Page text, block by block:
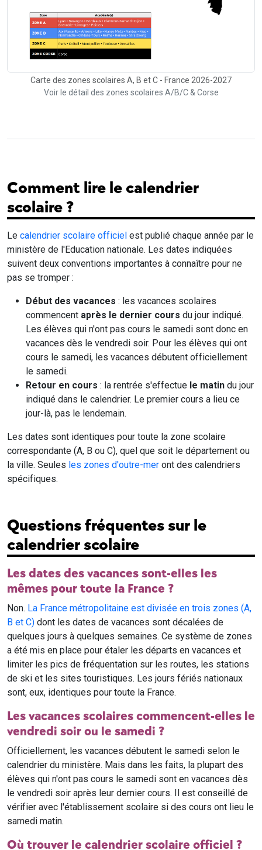
Carte des zones scolaires A, B et C - France 2026-2027
Voir le détail des zones scolaires A/B/C & Corse
Comment lire le calendrier
scolaire ?
Le calendrier scolaire officiel est publié chaque année par le
ministère de l'Education nationale. Les dates indiquées
suivent deux conventions importantes à connaître pour ne
pas se tromper :
Début des vacances : les vacances scolaires
commencent après le dernier cours du jour indiqué.
Les élèves qui n'ont pas cours le samedi sont donc en
vacances dès le vendredi soir. Pour les élèves qui ont
cours le samedi, les vacances débutent officiellement
le samedi.
Retour en cours : la rentrée s'effectue le matin du jour
indiqué dans le calendrier. Le premier cours a lieu ce
jour-là, pas le lendemain.
Les dates sont identiques pour toute la zone scolaire
correspondante (A, B ou C), quel que soit le département ou
la ville. Seules les zones d'outre-mer ont des calendriers
spécifiques.
Questions fréquentes sur le
calendrier scolaire
Les dates des vacances sont-elles les
mêmes pour toute la France ?
Non. La France métropolitaine est divisée en trois zones (A,
B et C) dont les dates de vacances sont décalées de
quelques jours à quelques semaines. Ce système de zones
a été mis en place pour étaler les départs en vacances et
limiter les pics de fréquentation sur les routes, les stations
de ski et les sites touristiques. Les jours fériés nationaux
sont, eux, identiques pour toute la France.
Les vacances scolaires commencent-elles le
vendredi soir ou le samedi ?
Officiellement, les vacances débutent le samedi selon le
calendrier du ministère. Mais dans les faits, la plupart des
élèves qui n'ont pas cours le samedi sont en vacances dès
le vendredi soir après leur dernier cours. Il est conseillé de
vérifier avec l'établissement scolaire si des cours ont lieu le
samedi matin.
Où trouver le calendrier scolaire officiel ?